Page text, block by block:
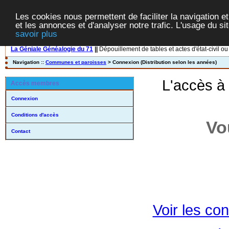
Les cookies nous permettent de faciliter la navigation
et les annonces et d'analyser notre trafic. L'usage du
savoir plus
La Géniale Généalogie du 71 Dépouillement de tables et actes d'état-civil
Navigation :: Communes et paroisses > Connexion (Distribution selon les années)
Accès membres
Connexion
Conditions d'accès
Contact
L'accès
Voir les